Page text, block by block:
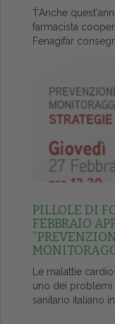
ŤAnche
farmacista
Fenagifar
PILLOLE DI
FEBBRAIO
Le malattie
uno dei problemi
sanitario italiano in